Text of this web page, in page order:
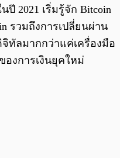
ปี 2021 เริ่มรู้จัก Bitcoin
รวมถึงการเปลี่ยนผ่าน
ทัลมากกว่าแค่เครื่องมือ
งการเงินยุคใหม่